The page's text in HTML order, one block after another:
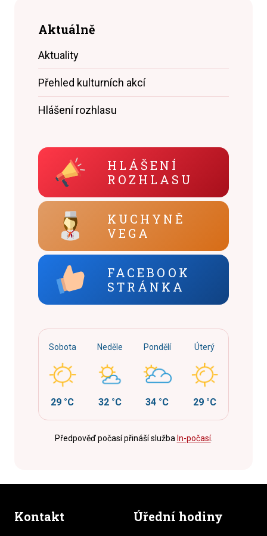
Aktuálně
Aktuality
Přehled kulturních akcí
Hlášení rozhlasu
HLÁŠENÍ
ROZHLASU
KUCHYNĚ
VEGA
FACEBOOK
STRÁNKA
Sobota
29 °C
Neděle
32 °C
Pondělí
34 °C
Úterý
29 °C
Předpověď počasí přináší služba In-počasí.
Kontakt Úřední hodiny